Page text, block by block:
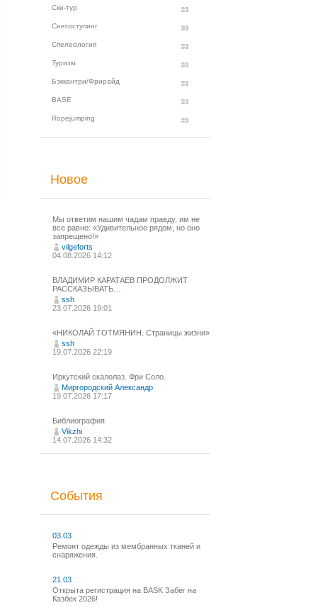
Ски-тур
Снегоступинг
Спелеология
Туризм
Бэккантри/Фрирайд
BASE
Ropejumping
Новое
Мы ответим нашим чадам правду, им не
все равно: «Удивительное рядом, но оно
запрещено!»
vilgeforts
04.08.2026 14:12
ВЛАДИМИР КАРАТАЕВ ПРОДОЛЖИТ
РАССКАЗЫВАТЬ…
ssh
23.07.2026 19:01
«НИКОЛАЙ ТОТМЯНИН. Страницы жизни»
ssh
19.07.2026 22:19
Иркутский скалолаз. Фри Соло.
Миргородский Александр
19.07.2026 17:17
Библиография
Vikzhi
14.07.2026 14:32
События
03.03
Ремонт одежды из мембранных тканей и
снаряжения.
21.03
Открыта регистрация на BASK Забег на
Казбек 2026!